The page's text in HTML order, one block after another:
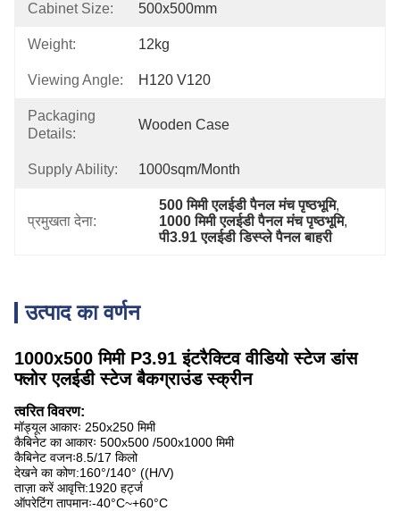
Cabinet Size: 500x500mm
Weight: 12kg
Viewing Angle: H120 V120
Packaging
Details:
Wooden Case
Supply Ability: 1000sqm/month
प्रमुखता देना:
500 मिमी एलईडी पैनल मंच पृष्ठभूमि,
1000 मिमी एलईडी पैनल मंच पृष्ठभूमि,
पी3.91 एलईडी डिस्प्ले पैनल बाहरी
उत्पाद का वर्णन
1000x500 मिमी P3.91 इंटरैक्टिव वीडियो स्टेज डांस
फ्लोर एलईडी स्टेज बैकग्राउंड स्क्रीन
त्वरित विवरण:
मॉड्यूल आकारः 250x250 मिमी
कैबिनेट का आकारः 500x500 /500x1000 मिमी
कैबिनेट वजनः8.5/17 किलो
देखने का कोण:160°/140° ((H/V)
ताज़ा करें आवृत्ति:1920 हर्ट्ज
ऑपरेटिंग तापमानः-40°C~+60°C